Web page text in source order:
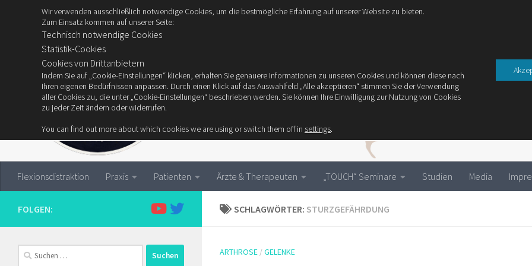
Zum Inhalt springen
Flexionsdistraktion Praxis Patienten Ärzte & Therapeuten „TOUCH“ Seminare Studien Media
SCHLAGWÖRTER: STURZGEFÄHRDUNG
ARTHROSE /GELENKE
FOLGEN:
Suchen
Wir verwenden ausschließlich notwendige Cookies, um die bestmögliche Erfahrung auf unserer Website zu bieten.
Zum Einsatz kommen auf unserer Seite:
Technisch notwendige Cookies
Statistik-Cookies
Cookies von Drittanbietern
Indem Sie auf „Cookie-Einstellungen“ klicken, erhalten Sie genauere Informationen zu unseren Cookies und können diese nach
Ihren eigenen Bedürfnissen anpassen. Durch einen Klick auf das Auswahlfeld „Alle akzeptieren“ stimmen Sie der Verwendung
aller Cookies zu, die unter „Cookie-Einstellungen“ beschrieben werden. Sie können Ihre Einwilligung zur Nutzung von Cookies
zu jeder Zeit ändern oder widerrufen.
You can find out more about which cookies we are using or switch them off in settings.